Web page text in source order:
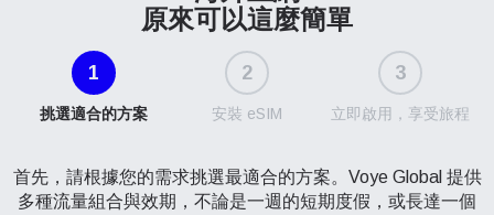
原來可以這麼簡單
1
挑選適合的方案
2
安裝 eSIM
3
立即啟用，享受旅程
首先，請根據您的需求挑選最適合的方案。Voye Global 提供
多種流量組合與效期，不論是一週的短期度假，或長達一個